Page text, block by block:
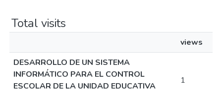
Total visits
views
DESARROLLO DE UN SISTEMA
INFORMÁTICO PARA EL CONTROL
ESCOLAR DE LA UNIDAD EDUCATIVA
1